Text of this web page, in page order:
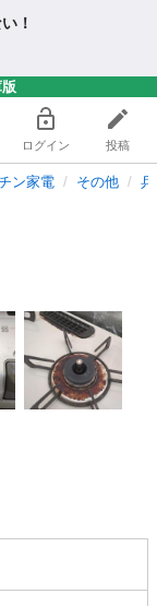
！
ログイン 投稿
ン家電 その他